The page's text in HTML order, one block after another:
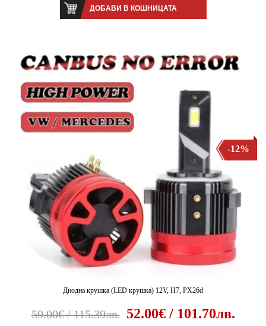
ДОБАВИ В КОШНИЦАТА
Диодна крушка (LED крушка) 12V, H7, PX26d
59.00€ / 115.39лв. 52.00€ / 101.70лв.
-12%